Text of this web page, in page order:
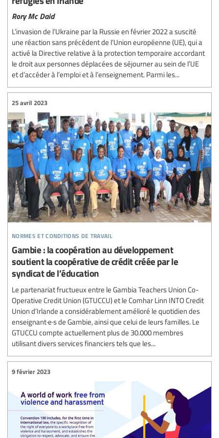
Rory Mc Daid
L’invasion de l’Ukraine par la Russie en février 2022 a suscité
une réaction sans précédent de l’Union européenne (UE), qui a
activé la Directive relative à la protection temporaire accordant
le droit aux personnes déplacées de séjourner au sein de l’UE
et d’accéder à l’emploi et à l’enseignement. Parmi les...
normes et conditions de travail
25 avril 2023
Gambie : la coopération au développement
soutient la coopérative de crédit créée par le
syndicat de l’éducation
Le partenariat fructueux entre le Gambia Teachers Union Co-
Operative Credit Union (GTUCCU) et le Comhar Linn INTO Credit
Union d’Irlande a considérablement amélioré le quotidien des
enseignant·e·s de Gambie, ainsi que celui de leurs familles. Le
GTUCCU compte actuellement plus de 30.000 membres
utilisant divers services financiers tels que les...
9 février 2023